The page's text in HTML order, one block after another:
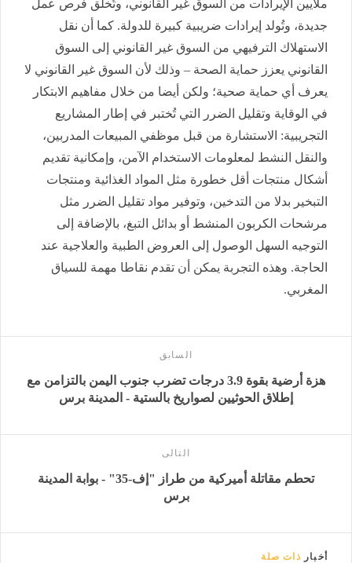
ملايين الإيرادات من السوق غير القانوني، وتُخلق فرص عمل
جديدة، وتُولد إيرادات ضريبية كبيرة للدولة. كما أن نقل
الاستهلاك الترفيهي من السوق غير القانوني إلى السوق
القانوني يعزز حماية الصحة – وذلك لأن السوق غير القانوني لا
يعرف أي حماية صحية؛ ولكن أيضا من خلال مفاهيم الابتكار
في الوقاية وتقليل الضرر التي تُختبر في إطار المشاريع
التجريبية: الاستشارة من قبل موظفي المبيعات المدربين،
والنقل النشط لمعلومات الاستخدام الآمن، وإمكانية تقديم
أشكال منتجات أقل خطورة مثل المواد الغذائية ومنتجات
التبخير بدلا من التدخين، وتوفير مواد تقليل الضرر مثل
مرشحات الكربون المنشط أو بدائل التبغ، بالإضافة إلى
التوجيه السهل الوصول إلى العروض الطبية والعلاجية عند
الحاجة. وهذه التجربة يمكن أن تقدم نقاطا مهمة للسياق
المغربي.
السابق
هزة أرضية بقوة 3.9 درجات تضرب جنوب اليمن بالتزامن مع
إطلاق الحوثيين لصواريخ بالستية - المدينة برس
التالى
تحطم مقاتلة أميركية من طراز "إف-35" - بوابة المدينة
برس
أخبار ذات صلة